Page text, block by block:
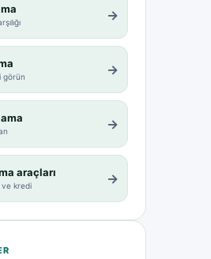
→
görün →
→
araçları
ve kredi →